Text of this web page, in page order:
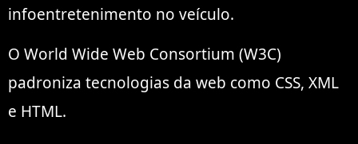
infoentretenimento no veículo.
O World Wide Web Consortium (W3C)
padroniza tecnologias da web como CSS, XML
e HTML.